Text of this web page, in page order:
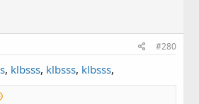
#280
, klbsss, klbsss, klbsss,